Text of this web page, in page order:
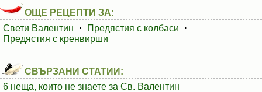
ОЩЕ РЕЦЕПТИ ЗА:
Свети Валентин
⋅ Предястия с колбаси
⋅
Предястия с кренвирши
СВЪРЗАНИ СТАТИИ:
6 неща, които не знаете за Св. Валентин